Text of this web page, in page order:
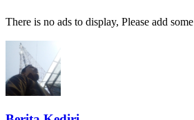
There is no ads to display, Please add some